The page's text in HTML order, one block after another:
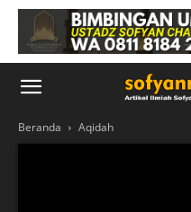
Beranda Aqidah